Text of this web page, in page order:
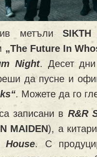
метълиSIKTH
„The Future In
Night. Десет
да пусне и
. Можете да го
записани в R&R
MAIDEN), а
House. С